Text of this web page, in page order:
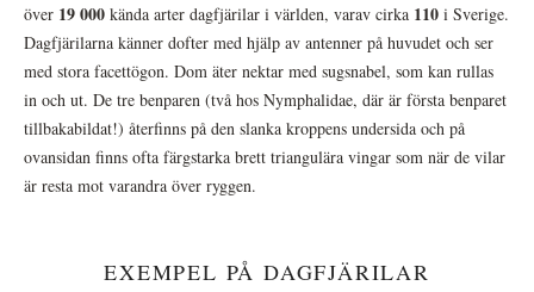
över 19 000 kända arter dagfjärilar i världen, varav cirka 110 i Sverige.
Dagfjärilarna känner dofter med hjälp av antenner på huvudet och ser
med stora facettögon. Dom äter nektar med sugsnabel, som kan rullas
in och ut. De tre benparen (två hos Nymphalidae, där är första benparet
tillbakabildat!) återfinns på den slanka kroppens undersida och på
ovansidan finns ofta färgstarka brett triangulära vingar som när de vilar
är resta mot varandra över ryggen.
EXEMPEL PÅ DAGFJÄRILAR